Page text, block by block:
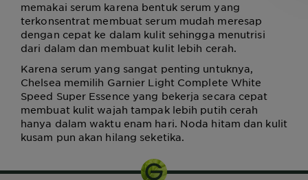
memakai serum karena bentuk serum yang
terkonsentrat membuat serum mudah meresap
dengan cepat ke dalam kulit sehingga menutrisi
dari dalam dan membuat kulit lebih cerah.
Karena serum yang sangat penting untuknya,
Chelsea memilih Garnier Light Complete White
Speed Super Essence yang bekerja secara cepat
membuat kulit wajah tampak lebih putih cerah
hanya dalam waktu enam hari. Noda hitam dan kulit
kusam pun akan hilang seketika.